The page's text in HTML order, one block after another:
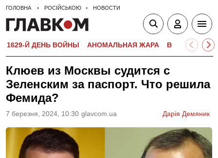
ГОЛОВНА РОСІЙСЬКОЮ НОВОСТИ
1629-Й ДЕНЬ ВОЙНЫ АНОМАЛЬНАЯ ЖАРА
Клюев из Москвы судится с
Зеленским за паспорт. Что решила
Фемида?
7 березня, 2024, 10:30 glavcom.ua Дарія Демяник